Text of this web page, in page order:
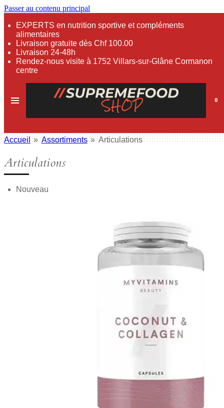
Passer au contenu principal
0
EXPERTS en nutrition sportive et compléments
alimentaires
Livraison gratuite dès Chf 100.00
Livraison 24-48h
Rendez-nous visite à 1752 Villars-sur-Glâne Cormanon
centre
Accueil » Assortiments » Articulations
Articulations
Nouveau